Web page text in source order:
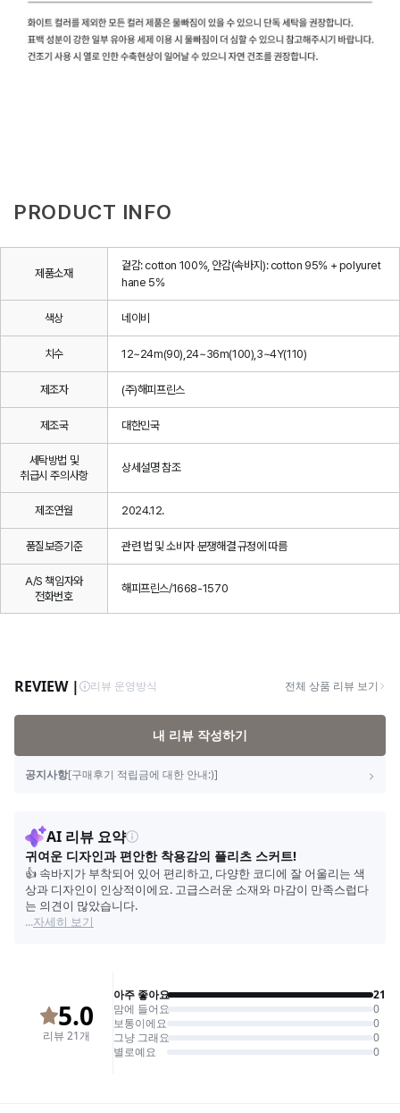
PRODUCT INFO
제품소재
겉감: cotton 100%, 안감(속바지): cotton 95% + polyuret
hane 5%
색상 네이비
치수 12~24m(90),24~36m(100),3~4Y(110)
제조자 (주)해피프린스
제조국 대한민국
세탁방법 및
취급시 주의사항
상세설명 참조
제조연월 2024.12.
품질보증기준 관련 법 및 소비자 분쟁해결 규정에 따름
A/S 책임자와
전화번호
해피프린스/1668-1570